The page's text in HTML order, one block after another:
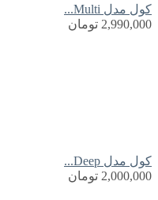
کول مدل Multi...
2,990,000 تومان
کول مدل Deep...
2,000,000 تومان